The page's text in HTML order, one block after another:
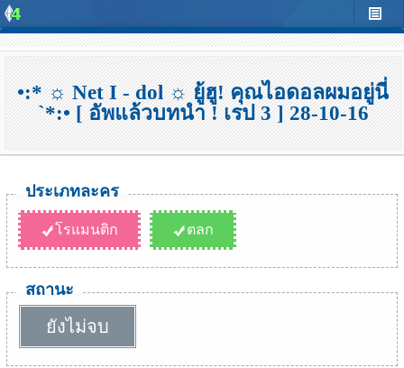
•:* ☼ Net I - dol ☼ ยู้ฮู! คุณไอดอลผมอยู่นี่
`*:• [ อัพแล้วบทนำ ! เรป 3 ] 28-10-16
ประเภทละคร
โรแมนติก ตลก
สถานะ
ยังไม่จบ